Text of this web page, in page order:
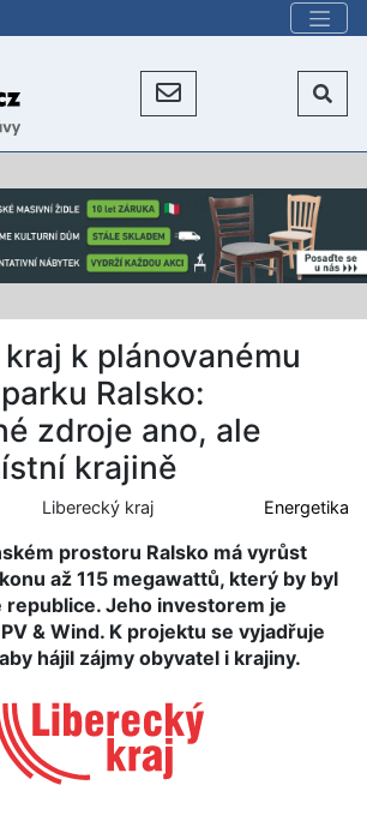
k plánovanému
Ralsko:
zdroje ano, ale
krajině
Liberecký kraj Energetika
prostoru Ralsko má vyrůst
až 115 megawattů, který by byl
republice. Jeho investorem je
& Wind. K projektu se vyjadřuje
hájil zájmy obyvatel i krajiny.